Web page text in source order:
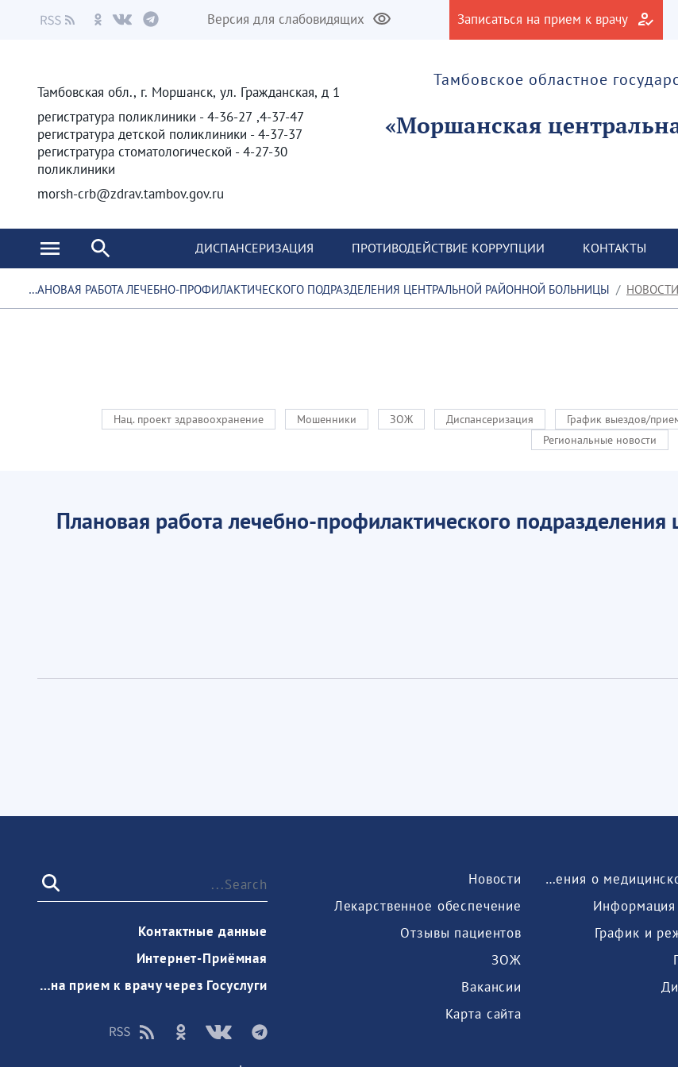
Записаться на прием к врачу
Версия для слабовидящих
Тамбовское областное
Тамбовская обл., г. Моршанск, ул. Гражданская, д 1
4-37-47, 4-36-27 - регистратура поликлиники
4-37-37 - регистратура детской поликлиники
4-27-30 - регистратура стоматологической
поликлиники
morsh-crb@zdrav.tambov.gov.ru
КОНТАКТЫ
ПРОТИВОДЕЙСТВИЕ КОРРУПЦИИ
ДИСПАНСЕРИЗАЦИЯ
НОВОСТИ
График выездов/
Диспансеризация
ЗОЖ
Мошенники
Нац. проект здравоохранение
Региональные новости
Плановая работа лечебно-профилактического
Сведения о медицинской организации
Информация
График и
Новости
Лекарственное обеспечение
Отзывы пациентов
ЗОЖ
Вакансии
Карта сайта
Контактные данные
Интернет-Приёмная
Запись на прием к врачу через Госуслуги